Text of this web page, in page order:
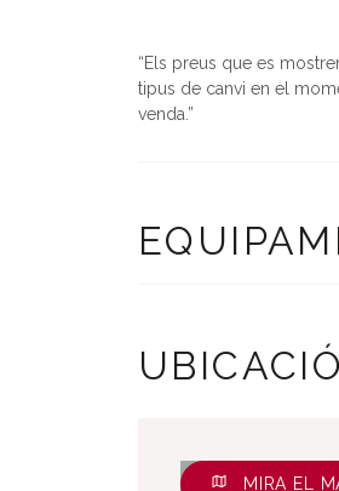
Els preus que es
tipus de canvi en el
venda.
MIRA EL